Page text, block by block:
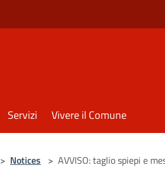
Servizi Vivere il Comune
> Notices > AVVISO: taglio spiepi e